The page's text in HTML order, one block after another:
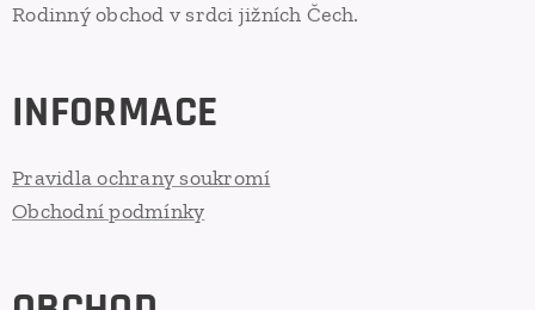
Rodinný obchod v srdci jižních Čech.
INFORMACE
Pravidla ochrany soukromí
Obchodní podmínky